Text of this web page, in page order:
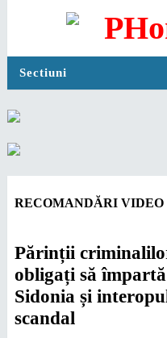
Sectiuni
RECOMANDĂRI VIDEO
Părinții
obligați să
Sidonia și
scandal